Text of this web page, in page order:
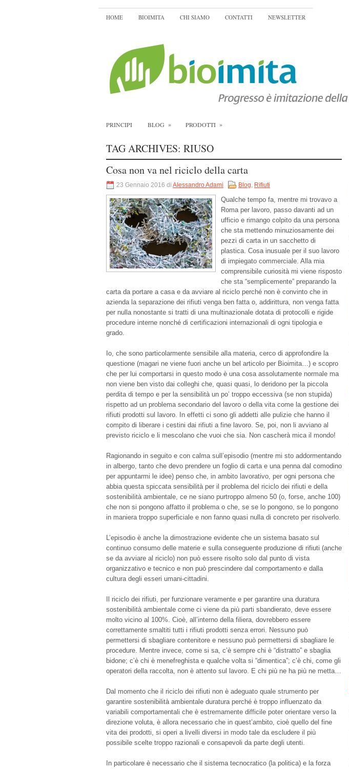
HOME BIOIMITA CHI SIAMO CONTATTI NEWSLETTER
PRINCIPI BLOG » PRODOTTI »
TAG ARCHIVES: RIUSO
Cosa non va nel riciclo della carta
23 Gennaio 2016 di Alessandro Adami Blog, Rifiuti
Qualche tempo fa, mentre mi trovavo a
Roma per lavoro, passo davanti ad un
ufficio e rimango colpito da una persona
che sta mettendo minuziosamente dei
pezzi di carta in un sacchetto di
plastica. Cosa inusuale per il suo lavoro
di impiegato commerciale. Alla mia
comprensibile curiosità mi viene risposto
che sta “semplicemente” preparando la
carta da portare a casa e da avviare al riciclo perché non è convinto che in
azienda la separazione dei rifiuti venga ben fatta o, addirittura, non venga fatta
per nulla nonostante si tratti di una multinazionale dotata di protocolli e rigide
procedure interne nonché di certificazioni internazionali di ogni tipologia e
grado.
Io, che sono particolarmente sensibile alla materia, cerco di approfondire la
questione (magari ne viene fuori anche un bel articolo per Bioimita…) e scopro
che per lui comportarsi in questo modo è una cosa assolutamente normale ma
non viene ben visto dai colleghi che, quasi quasi, lo deridono per la piccola
perdita di tempo e per la sensibilità un po’ troppo eccessiva (se non stupida)
rispetto ad un problema secondario del lavoro o della vita come la gestione dei
rifiuti prodotti sul lavoro. In effetti ci sono gli addetti alle pulizie che hanno il
compito di liberare i cestini dai rifiuti a fine lavoro. Se, poi, non li avviano al
previsto riciclo e li mescolano che vuoi che sia. Non cascherà mica il mondo!
Ragionando in seguito e con calma sull’episodio (mentre mi sto addormentando
in albergo, tanto che devo prendere un foglio di carta e una penna dal comodino
per appuntarmi le idee) penso che, in ambito lavorativo, per ogni persona che
abbia questa spiccata sensibilità per il problema del riciclo dei rifiuti e della
sostenibilità ambientale, ce ne siano purtroppo almeno 50 (o, forse, anche 100)
che non si pongono affatto il problema o che, se se lo pongono, se lo pongono
in maniera troppo superficiale e non fanno quasi nulla di concreto per risolverlo.
L’episodio è anche la dimostrazione evidente che un sistema basato sul
continuo consumo delle materie e sulla conseguente produzione di rifiuti (anche
se da avviare al riciclo) non può essere risolto solo dal punto di vista
organizzativo e tecnico e non può prescindere dal comportamento e dalla
cultura degli esseri umani-cittadini.
Il riciclo dei rifiuti, per funzionare veramente e per garantire una duratura
sostenibilità ambientale come ci viene da più parti sbandierato, deve essere
molto vicino al 100%. Cioè, all’interno della filiera, dovrebbero essere
correttamente smaltiti tutti i rifiuti prodotti senza errori. Nessuno può
permettersi di sbagliare contenitore e nessuno può permettersi di sbagliare le
procedure. Mentre invece, come si sa, c’è sempre chi è “distratto” e sbaglia
bidone; c’è chi è menefreghista e qualche volta si “dimentica”; c’è chi, come gli
operatori della raccolta, non è attento sul lavoro. E chi più ne ha più ne metta…
Dal momento che il riciclo dei rifiuti non è adeguato quale strumento per
garantire sostenibilità ambientale duratura perché è troppo influenzato da
variabili comportamentali che è estremamente difficile poter orientare verso la
direzione voluta, è allora necessario che in quest’ambito, cioè quello del fine
vita dei prodotti, si operi a livelli diversi in modo tale da escludere il più
possibile scelte troppo razionali e consapevoli da parte degli utenti.
In particolare è necessario che il sistema tecnocratico (la politica) e la forza